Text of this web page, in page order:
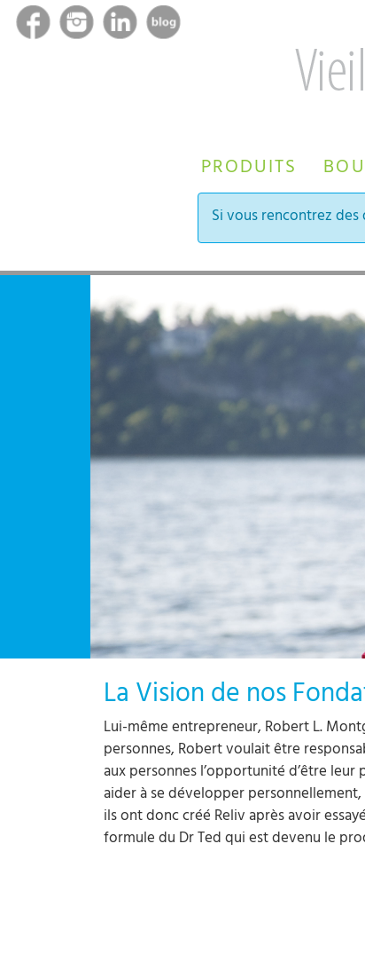
PRODUITS
Si vous rencontrez
La Vision de nos
Lui-même entrepreneur, Robert L.
personnes, Robert voulait être
aux personnes l’opportunité d’être
aider à se développer
ils ont donc créé Reliv après avoir
formule du Dr Ted qui est devenu le